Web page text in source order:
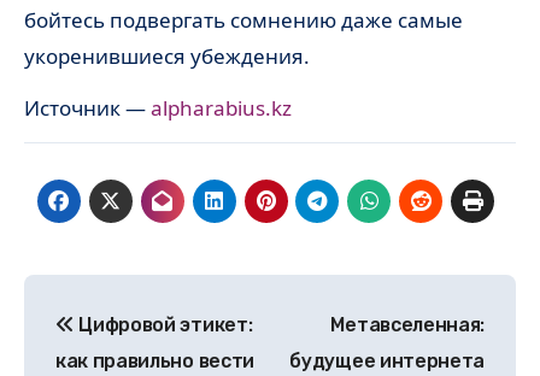
бойтесь подвергать сомнению даже самые
укоренившиеся убеждения.
Источник —alpharabius.kz
по
Цифровой этикет:
как правильно вести
Метавселенная:
будущее интернета